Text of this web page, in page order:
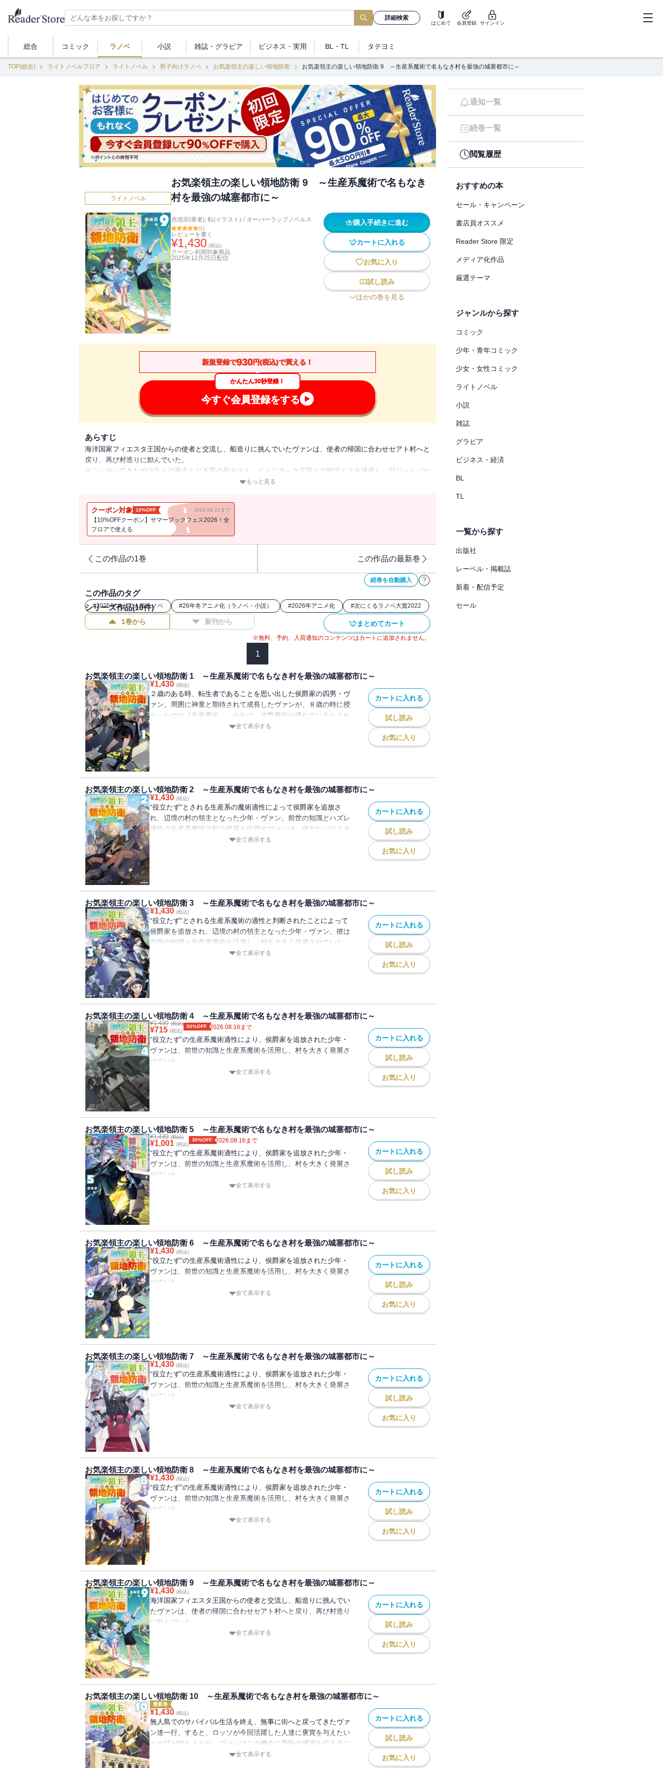
詳細検索
はじめて 会員登録 サインイン
総合 コミック ラノベ 小説 雑誌・ グラビア ビジネス ・実用 BL・TL タテヨミ
TOP(総合) ライトノベルフロア ライトノベル 男子向けラノベ お気楽領主の楽しい領地防衛 お気楽領主の楽しい領地防衛 9 ～生産系魔術で名もなき村を最強の城塞都市に～
ライトノベル
お気楽領主の楽しい領地防衛 9 ～生産系魔術で名もなき
村を最強の城塞都市に～
赤池宗(著者), 転(イラスト) / オーバーラップノベルス
(1)
レビューを書く
¥1,430 (税込)
クーポン利用対象商品
2025年12月25日 配信
購入手続きに進む
カートに入れる
お気に入り
試し読み
ほかの巻を見る
新規登録で930円(税込)で買える！
かんたん30秒登録！
今すぐ会員登録をする
あらすじ
海洋国家フィエスタ王国からの使者と交流し、船造りに挑んでいたヴァンは、使者の帰国に合わせセアト村へと
戻り、再び村造りに励んでいた。
そこへやってきたのは久々の再会となる実の兄セスト。イェリネッタ王国との戦でミスを連発し、父ジャルパか
ら叱責され、陛下の訴状を届けに連絡役としてやってきたのだった。再び現れたフィエスタの使者の元へ向かう
そんなヴァンは、新たにやってきた大型帆船を見学させてもらい、苦労を重ねつつ試作船を完成させることに成
功。記念すべき初航海を迎えると、陸地の見える近距離だけの航海で安全に終わるはずが、まさかの大型魔獣と
遭遇し、予想外の襲撃を受けてしまう。そしてヴァンとアルテ、ティルとパナメラの四人は海へと投げ出されて
しまい──。
お気楽領地運営ファンタジー第９巻は、無人島で釣りに狩猟と、楽しい？サバイバル生活開幕！
もっと見る
クーポン対象 10%OFF 2026.08.11まで
【10%OFFクーポン】サマーブックフェス2026！全
フロアで使える
この作品の1巻 この作品の最新巻
続巻を自動購入
この作品のタグ
#2025年ストア人気ラノベ #26年冬アニメ化（ラノベ・小説） #2026年アニメ化 #次にくるラノベ大賞2022
シリーズ作品(10件)
1巻から 新刊から まとめてカート
※無料、予約、入荷通知のコンテンツはカートに追加されません。
1
お気楽領主の楽しい領地防衛 1 ～生産系魔術で名もなき村を最強の城塞都市に～
¥1,430 (税込)
２歳のある時、転生者であることを思い出した侯爵家の四男・ヴ
ァン。周囲に神童と期待されて成長したヴァンが、８歳の時に授
かったのは『生産魔術』。それは、攻撃魔術が優れているとされ
る世界で、“役立たず”のハズレ適性だった。貴族には相応しくな
と“役立たず”とされる生産魔術で村を発展させ、楽しく暮らして
いくことを決意する。冒険者の装備を整え、家を建てるだけに留
まらず、巨大な城壁を造り、さらには防衛用バリスタを配備!?
名もなき辺境の村は、やがて巨大都市へと変貌していく――！追
放された幼い転生貴族による、お気楽領地運営ファンタジー、開
全て表示する
カートに入れる
試し読み
お気に入り
お気楽領主の楽しい領地防衛 2 ～生産系魔術で名もなき村を最強の城塞都市に～
¥1,430 (税込)
“役立たず”とされる生産系の魔術適性によって侯爵家を追放さ
れ、辺境の村の領主となった少年・ヴァン。前世の知識とハズレ
適性の生産系魔術で村の発展を目指すヴァンは、強力なバリスタ
を生み出し、緑森竜の討伐に成功した。わずか８歳にもかかわら
――!?さらに、村の近くで未踏のダンジョンが発見されたことに
よって多くの冒険者が訪れ、村は活気に溢れていた！一方、ヴァ
ンは大忙しに!?そんな中、ヴァンの元へ不穏な知らせがもたらさ
れる。それは、隣国・イェリネッタ王国が戦争を仕掛けてくると
いうもので――!?追放された幼い転生貴族による、お気楽領地運
全て表示する
カートに入れる
試し読み
お気に入り
お気楽領主の楽しい領地防衛 3 ～生産系魔術で名もなき村を最強の城塞都市に～
¥1,430 (税込)
“役立たず”とされる生産系魔術の適性と判断されたことによって
侯爵家を追放され、辺境の村の領主となった少年・ヴァン。彼は
前世の知識と生産系魔術を活用し、村を大きく発展させていた。
そんな中、隣国・イェリネッタ王国のワイバーンや黒色火薬を用
留まらない。軍の不在を狙い、アルテの故郷であるフェルディナ
ット伯爵領にも軍を差し向けていた・・・・・・。
危機を知ったアルテは、忌み嫌われる傀儡の魔術で戦う覚悟を決
めて――!?
追放された幼い転生貴族による、お気楽領地運営ファンタジー、
全て表示する
カートに入れる
試し読み
お気に入り
お気楽領主の楽しい領地防衛 4 ～生産系魔術で名もなき村を最強の城塞都市に～
¥1,430 (税込)
¥715 (税込)
50%OFF 2026.08.16 まで
“役立たず”の生産系魔術適性により、侯爵家を追放された少年・
ヴァンは、前世の知識と生産系魔術を活用し、村を大きく発展さ
せていた。
一方、婚約者であるアルテは忌み嫌われる傀儡の魔術により、自
２人がのんびりとした日常を送ったのもつかの間。ヴァンは国王
によって、再びイェリネッタ王国との戦争に招集されてしまう。
ヴァンが命じられたのは、生産魔術を活用した進軍の助けとなる
仮拠点の設営。そして、戦地のど真ん中に即座に砦を築くことで
――!?
そんなヴァンの活躍を疎ましく思った国内の貴族が暗躍を始め
る。しかし、ヴァンの築いた拠点が強固すぎて、襲撃すら叶わず
全て表示する
カートに入れる
試し読み
お気に入り
お気楽領主の楽しい領地防衛 5 ～生産系魔術で名もなき村を最強の城塞都市に～
¥1,430 (税込)
¥1,001 (税込)
30%OFF 2026.08.16 まで
“役立たず”の生産系魔術適性により、侯爵家を追放された少年・
ヴァンは、前世の知識と生産系魔術を活用し、村を大きく発展さ
せていた。
イェリネッタ王国を裏で操る中央大陸。ヴァンは、まだ見ぬ豊か
築き、イェリネッタ王国との戦いを勝利に導いた。
しかし、せっかくの砦は激しい攻勢によってボロボロ
に・・・・・・。イェリネッタ王国の再びの侵攻を警戒したヴァ
ンは、砦を日本風の城へと大改築することに！
そんな折、お城の城主を必要としていたヴァンのもとへ、兄であ
るフェルティオ侯爵家の長男・ムルシアが“追放された”と訪ねて
全て表示する
カートに入れる
試し読み
お気に入り
お気楽領主の楽しい領地防衛 6 ～生産系魔術で名もなき村を最強の城塞都市に～
¥1,430 (税込)
“役立たず”の生産系魔術適性により、侯爵家を追放された少年・
ヴァンは、前世の知識と生産系魔術を活用し、村を大きく発展さ
せていた。
イェリネッタ王国と同盟関係にあるシェルビア連合国。商人から
前の状況に陥っていた。
窮地に駆け付けたヴァンたちは、ハズレ適性の生産系魔術で要塞
センテナの守りを確かなものとし、アルテの一対の銀騎士（アヴ
ェンタドール）で二足飛竜（ワイバーン）を討ち――。
しかし、同行していたパナメラはそれだけでは飽き足らず、反攻
全て表示する
カートに入れる
試し読み
お気に入り
お気楽領主の楽しい領地防衛 7 ～生産系魔術で名もなき村を最強の城塞都市に～
¥1,430 (税込)
“役立たず”の生産系魔術適性により、侯爵家を追放された少年・
ヴァンは、前世の知識と生産系魔術を活用し、村を大きく発展さ
せていた。
イェリネッタ王国とシェルビア連合国との戦争に勝利しセアト村
一方、軍功三位のパナメラは伯爵となり念願の領地を手に入れ、
自領の都市を『城塞都市カイエン』と名付けていた。先の戦いで
敵国であった城塞都市とその住民たちを相手に新領主として統治
を始めるのだが──。そんな折に、ヴァンたちがカイエンを訪
れ、魔術を使った都市の大改修をすることになり──！
全て表示する
カートに入れる
試し読み
お気に入り
お気楽領主の楽しい領地防衛 8 ～生産系魔術で名もなき村を最強の城塞都市に～
¥1,430 (税込)
“役立たず”の生産系魔術適性により、侯爵家を追放された少年・
ヴァンは、前世の知識と生産系魔術を活用し、村を大きく発展さ
せていた。
そんなヴァンがギルドの関係者から受け取った書簡に記載されて
ンは、魔獣の襲撃にも耐えられるであろう船の構造に興味津々だ
った。
トリブートに到着した一行は侯爵への謁見をすませると、早速、
船のある海岸線へと向かうことに。沿岸に浮かぶ船に興奮する一
同だが、船の責任者トランとの面会は翌日となると、ヴァンたち
全て表示する
カートに入れる
試し読み
お気に入り
お気楽領主の楽しい領地防衛 9 ～生産系魔術で名もなき村を最強の城塞都市に～
¥1,430 (税込)
海洋国家フィエスタ王国からの使者と交流し、船造りに挑んでい
たヴァンは、使者の帰国に合わせセアト村へと戻り、再び村造り
に励んでいた。
そこへやってきたのは久々の再会となる実の兄セスト。イェリネ
た。
そんなヴァンは、新たにやってきた大型帆船を見学させてもら
い、苦労を重ねつつ試作船を完成させることに成功。記念すべき
初航海を迎えると、陸地の見える近距離だけの航海で安全に終わ
るはずが、まさかの大型魔獣と遭遇し、予想外の襲撃を受けてし
まう。そしてヴァンとアルテ、ティルとパナメラの四人は海へと
全て表示する
カートに入れる
試し読み
お気に入り
お気楽領主の楽しい領地防衛 10 ～生産系魔術で名もなき村を最強の城塞都市に～
最新巻
¥1,430 (税込)
無人島でのサバイバル生活を終え、無事に街へと戻ってきたヴァ
ン達一行。すると、ロッソが今回活躍した人達に褒賞を与えたい
との話が持ち上がり、ヴァンはこの機会に普段の感謝を伝えるこ
とを決める。海で活躍したディー達のほかに、アルテやティル、
全て表示する
カートに入れる
試し読み
お気に入り
通知一覧
続巻一覧
閲覧履歴
おすすめの本
セール・キャンペーン
書店員オススメ
Reader Store 限定
メディア化作品
厳選テーマ
ジャンルから探す
コミック
少年・青年コミック
少女・女性コミック
ライトノベル
小説
雑誌
グラビア
ビジネス・経済
BL
TL
一覧から探す
出版社
レーベル・掲載誌
新着・配信予定
セール